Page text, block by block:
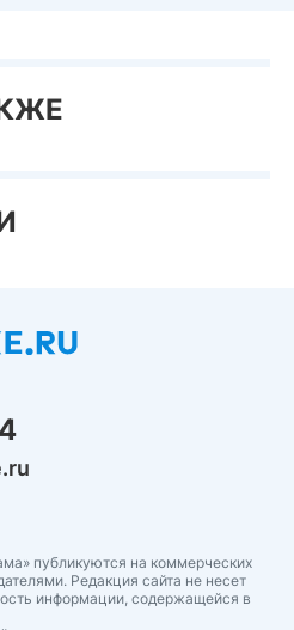
публикуются на коммерческих
Редакция сайта не несет
информации, содержащейся в